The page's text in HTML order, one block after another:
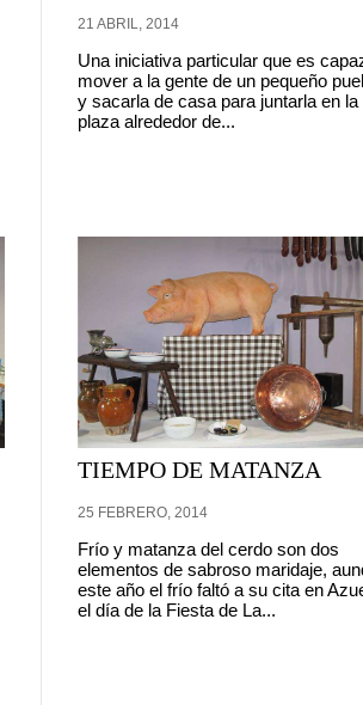
21 ABRIL, 2014
Una iniciativa particular que es
mover a la gente de un pequeño
y sacarla de casa para juntarla en la
plaza alrededor de...
TIEMPO DE MATANZA
25 FEBRERO, 2014
Frío y matanza del cerdo son dos
elementos de sabroso maridaje,
este año el frío faltó a su cita en
el día de la Fiesta de La...